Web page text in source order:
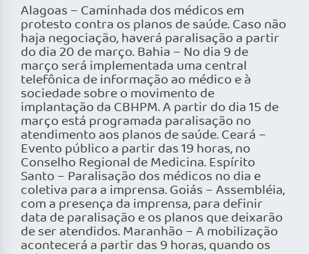
Alagoas – Caminhada dos médicos em
protesto contra os planos de saúde. Caso não
haja negociação, haverá paralisação a partir
do dia 20 de março. Bahia – No dia 9 de
março será implementada uma central
telefônica de informação ao médico e à
sociedade sobre o movimento de
implantação da CBHPM. A partir do dia 15 de
março está programada paralisação no
atendimento aos planos de saúde. Ceará –
Evento público a partir das 19 horas, no
Conselho Regional de Medicina. Espírito
Santo – Paralisação dos médicos no dia e
coletiva para a imprensa. Goiás – Assembléia,
com a presença da imprensa, para definir
data de paralisação e os planos que deixarão
de ser atendidos. Maranhão – A mobilização
acontecerá a partir das 9 horas, quando os